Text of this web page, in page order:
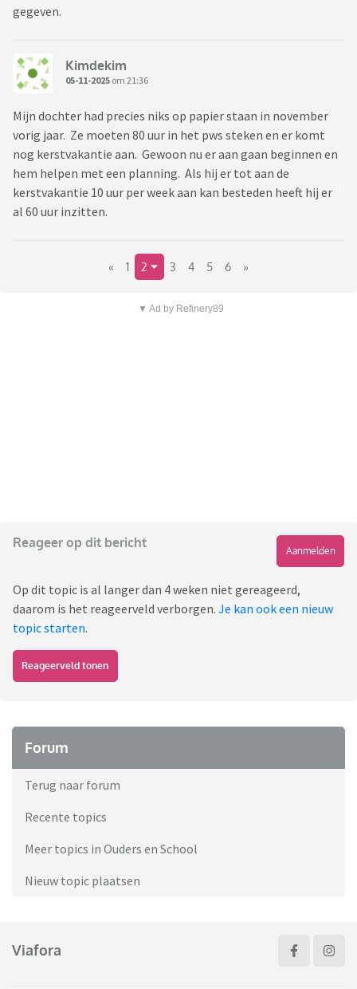
gegeven.
Kimdekim
05-11-2025 om 21:36
Mijn dochter had precies niks op papier staan in november
vorig jaar. Ze moeten 80 uur in het pws steken en er komt
nog kerstvakantie aan. Gewoon nu er aan gaan beginnen en
hem helpen met een planning. Als hij er tot aan de
kerstvakantie 10 uur per week aan kan besteden heeft hij er
al 60 uur inzitten.
« 1 2 3 4 5 6 »
▼ Ad by Refinery89
Reageer op dit bericht
Aanmelden
Op dit topic is al langer dan 4 weken niet gereageerd,
daarom is het reageerveld verborgen. Je kan ook een nieuw
topic starten.
Reageerveld tonen
Forum
Terug naar forum
Recente topics
Meer topics in Ouders en School
Nieuw topic plaatsen
Viafora